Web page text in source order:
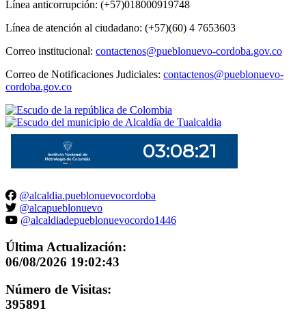
Línea anticorrupción: (+57)018000919748
Línea de atención al ciudadano: (+57)(60) 4 7653603
Correo institucional: contactenos@pueblonuevo-cordoba.gov.co
Correo de Notificaciones Judiciales: contactenos@pueblonuevo-
cordoba.gov.co
@alcaldia.pueblonuevocordoba
@alcapueblonuevo
@alcaldiadepueblonuevocordo1446
Última Actualización:
06/08/2026 19:02:43
Número de Visitas:
395891